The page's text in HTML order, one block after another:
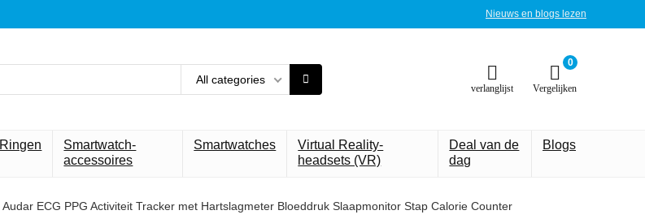
Nieuws en blogs lezen
All categories
verlanglijst
0
Vergelijken
Ringen
Smartwatch-
accessoires
Smartwatches
Virtual Reality-
headsets (VR)
Deal van de
dag
Blogs
Audar ECG PPG Activiteit Tracker met Hartslagmeter Bloeddruk Slaapmonitor Stap Calorie Counter